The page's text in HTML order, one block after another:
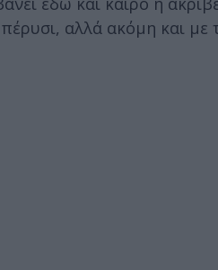
αλλά ακόμη και